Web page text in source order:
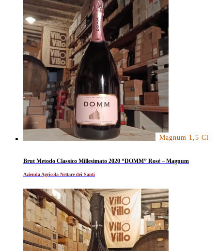
Magnum 1,5 Cl
Brut Metodo Classico Millesimato 2020 “DOMM” Rosè – Magnum
Azienda Agricola Nettare dei Santi